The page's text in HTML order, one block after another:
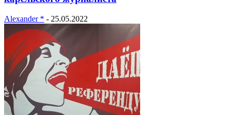
Alexander * - 25.05.2022